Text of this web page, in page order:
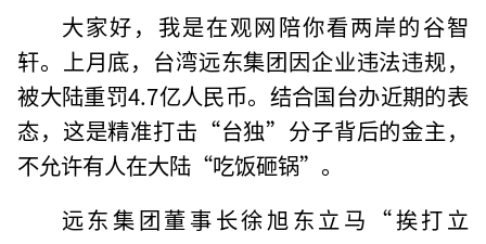
大家好，我是在观网陪你看两岸的谷智
轩。上月底，台湾远东集团因企业违法违规，
被大陆重罚4.7亿人民币。结合国台办近期的表
态，这是精准打击“台独”分子背后的金主，
不允许有人在大陆“吃饭砸锅”。
远东集团董事长徐旭东立马“挨打立